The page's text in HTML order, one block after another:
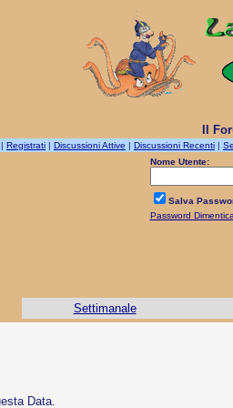
Il
| Registrati | Discussioni Attive | Discussioni Recenti |
Nome Utente:
Salva
Password
Settimanale
Data.